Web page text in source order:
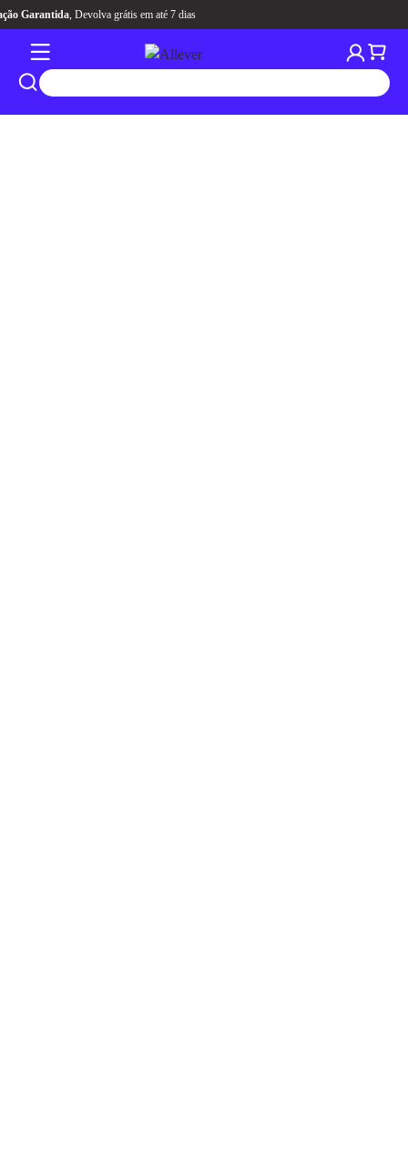
Aqui temCASHBACK